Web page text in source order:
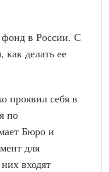
в России. С
делать ее
проявил себя в
по
Бюро и
для
входят